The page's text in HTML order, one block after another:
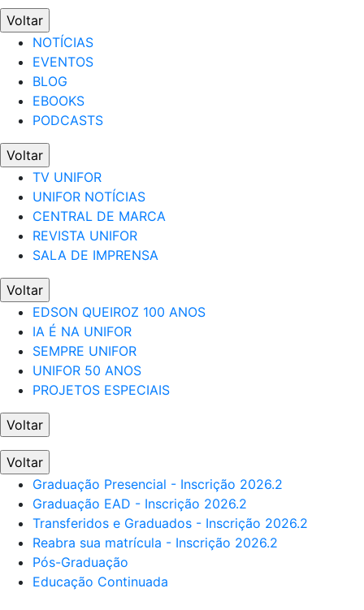
Voltar
NOTÍCIAS
EVENTOS
BLOG
EBOOKS
PODCASTS
Voltar
TV UNIFOR
UNIFOR NOTÍCIAS
CENTRAL DE MARCA
REVISTA UNIFOR
SALA DE IMPRENSA
Voltar
EDSON QUEIROZ 100 ANOS
IA É NA UNIFOR
SEMPRE UNIFOR
UNIFOR 50 ANOS
PROJETOS ESPECIAIS
Voltar
Voltar
Graduação Presencial - Inscrição 2026.2
Graduação EAD - Inscrição 2026.2
Transferidos e Graduados - Inscrição 2026.2
Reabra sua matrícula - Inscrição 2026.2
Pós-Graduação
Educação Continuada